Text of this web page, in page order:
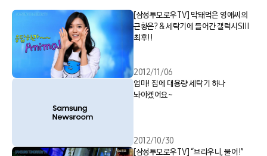
[삼성투모로우TV] 막돼먹은 영애씨의
근황은? & 세탁기에 들어간 갤럭시SⅢ
최후!!
2012/11/06
엄마! 집에 대용량 세탁기 하나
놔야겠어요~
2012/10/30
[삼성투모로우TV] “브라우니, 물어!”